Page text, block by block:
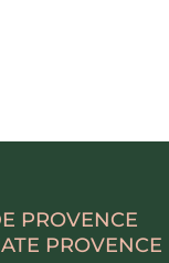
PROVENCE
PROVENCE